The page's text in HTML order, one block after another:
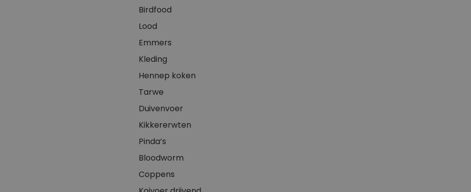
Birdfood
Lood
Emmers
Kleding
Hennep koken
Tarwe
Duivenvoer
Kikkererwten
Pinda’s
Bloodworm
Coppens